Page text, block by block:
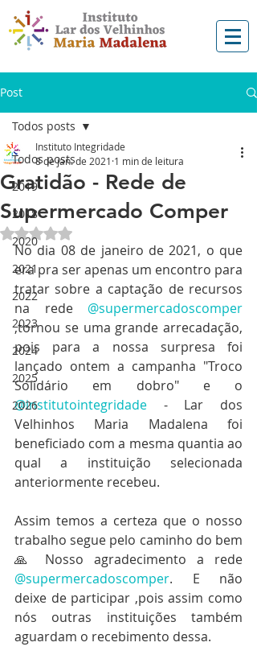
Post
Todos posts
2019
2018
2020
2021
2022
2023
2024
2025
2026
Todos posts
Gratidão - Rede de
Supermercado Comper
Instituto Integridade
8 de jan. de 2021 1 min de leitura
Avaliado com NaN de 5 estrelas.
No dia 08 de janeiro de 2021, o que
era pra ser apenas um encontro para
tratar sobre a captação de recursos
na rede @supermercadoscomper
,tornou se uma grande arrecadação,
pois para a nossa surpresa foi
lançado ontem a campanha "Troco
@institutointegridade - Lar dos
Velhinhos Maria Madalena foi
beneficiado com a mesma quantia ao
qual a instituição selecionada
anteriormente recebeu.
Assim temos a certeza que o nosso
trabalho segue pelo caminho do bem
@supermercadoscomper. E não
deixe de participar ,pois assim como
nós outras instituições também
aguardam o recebimento dessa.